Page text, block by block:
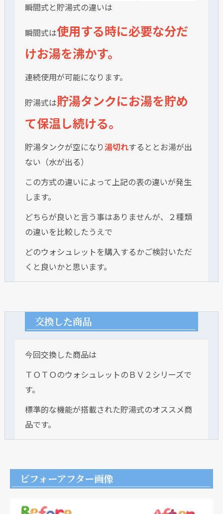
瞬間式と貯湯式の違いは
瞬間式は使用する時に必要な分だ
けお湯を沸かす。
連続使用が可能になります。
貯湯式は貯湯タンクにお湯を貯め
て保温し続ける。
貯湯タンクが空になり湯切れするととお湯が出
ない（水が出る）
この方式の違いによって上記の表の違いが発生
します。
どちらが良いと言う事はありませんが、２種類
の違いを比較したうえで
どのウォシュレットを購入するかご検討いただ
くと良いかと思います。
交換した商品
今回交換した商品は
ＴＯＴＯのウォシュレットのＢＶ２シリーズで
す。
標準的な機能が搭載された貯湯式のオススメ商
品です。
ビフォーアフター画像